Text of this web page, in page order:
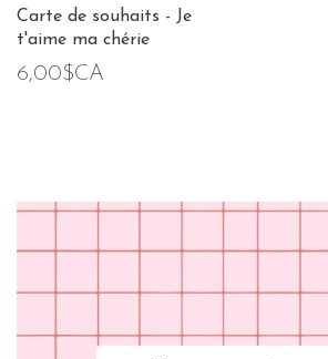
Carte de souhaits - Je
t'aime ma chérie
6,00$CA